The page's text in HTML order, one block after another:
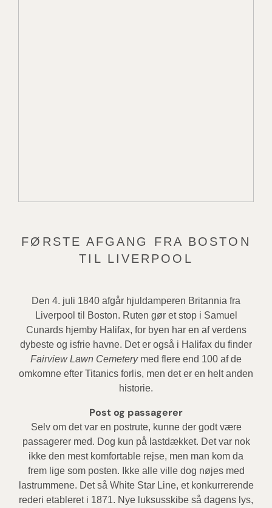
FØRSTE AFGANG FRA BOSTON
TIL LIVERPOOL
Den 4. juli 1840 afgår hjuldamperen Britannia fra
Liverpool til Boston. Ruten gør et stop i Samuel
Cunards hjemby Halifax, for byen har en af verdens
dybeste og isfrie havne. Det er også i Halifax du finder
Fairview Lawn Cemeterymed flere end 100 af de
omkomne efter Titanics forlis, men det er en helt anden
historie.
Post og passagerer
Selv om det var en postrute, kunne der godt være
passagerer med. Dog kun på lastdækket. Det var nok
ikke den mest komfortable rejse, men man kom da
frem lige som posten. Ikke alle ville dog nøjes med
lastrummene. Det så White Star Line, et konkurrerende
rederi etableret i 1871. Nye luksusskibe så dagens lys,